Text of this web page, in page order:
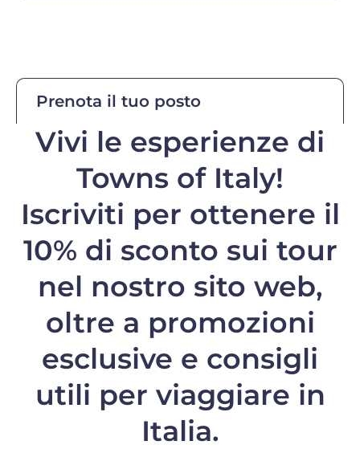
Prenota il tuo posto
Vivi le esperienze di
Towns of Italy!
Iscriviti per ottenere il
10% di sconto sui tour
nel nostro sito web,
oltre a promozioni
esclusive e consigli
utili per viaggiare in
Italia.